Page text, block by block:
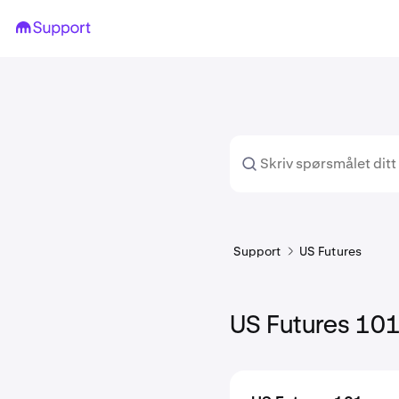
Support US Futures
US Futures